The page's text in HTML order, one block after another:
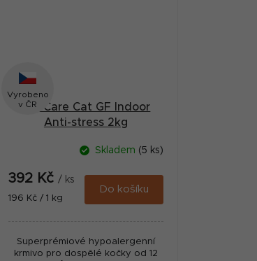
Vyrobeno
v ČR
Brit Care Cat GF Indoor
Anti-stress 2kg
Skladem (5 ks)
392 Kč / ks
Měrná
196 Kč / 1 kg
Do košíku
Superprémiové hypoalergenní
krmivo pro dospělé kočky od 12